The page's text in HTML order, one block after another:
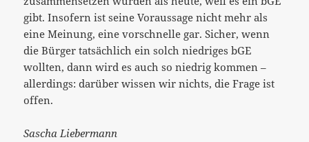
gibt. Insofern ist seine Voraussage nicht mehr als
eine Meinung, eine vorschnelle gar. Sicher, wenn
die Bürger tatsächlich ein solch niedriges bGE
wollten, dann wird es auch so niedrig kommen –
allerdings: darüber wissen wir nichts, die Frage ist
offen.
Sascha Liebermann